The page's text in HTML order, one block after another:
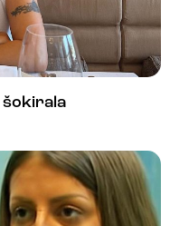
šokirala